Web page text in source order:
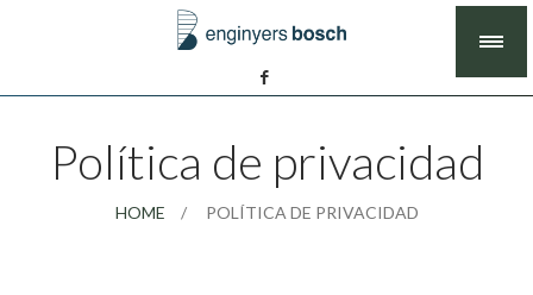
Política de privacidad
HOME POLÍTICA DE PRIVACIDAD